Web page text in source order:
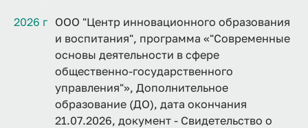
2026 г ООО "Центр инновационного образования
и воспитания", программа «"Современные
основы деятельности в сфере
общественно-государственного
управления"», Дополнительное
образование (ДО), дата окончания
21.07.2026, документ - Свидетельство о